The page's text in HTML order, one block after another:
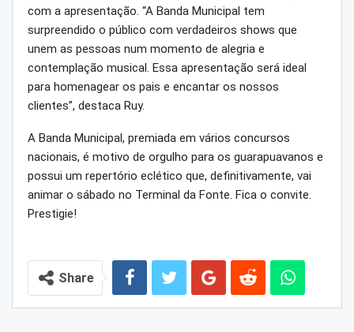
com a apresentação. “A Banda Municipal tem
surpreendido o público com verdadeiros shows que
unem as pessoas num momento de alegria e
contemplação musical. Essa apresentação será ideal
para homenagear os pais e encantar os nossos
clientes”, destaca Ruy.
A Banda Municipal, premiada em vários concursos
nacionais, é motivo de orgulho para os guarapuavanos e
possui um repertório eclético que, definitivamente, vai
animar o sábado no Terminal da Fonte. Fica o convite.
Prestigie!
Share